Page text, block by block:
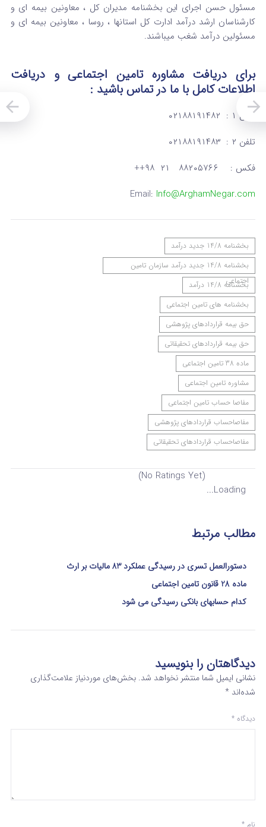
مسئول حسن اجرای این بخشنامه مدیران کل ، معاونین بیمه ای و
کارشناسان ارشد درآمد ادارت کل استانها ، روسا ، معاونین بیمه ای و
مسئولین درآمد شغب میباشند.
برای دریافت مشاوره تامین اجتماعی و دریافت
اطلاعات کاملبا ما در تماسباشید :
تلفن ۱ : ۰۲۱۸۸۱۹۱۴۸۲
تلفن ۲ : ۰۲۱۸۸۱۹۱۴۸۳
فکس : ۸۸۲۰۵۷۶۶ ۲۱ ۹۸++
Email: Info@ArghamNegar.com
بخشنامه 14/8 جدید درآمد
بخشنامه 14/8 جدید درآمد سازمان تامین
اجتماعی
بخشنامه 14/8 درآمد
بخشنامه های تامین اجتماعی
حق بیمه قراردادهای پژوهشی
حق بیمه قراردادهای تحقیقاتی
ماده 38 تامین اجتماعی
مشاوره تامین اجتماعی
مفاصا حساب تامین اجتماعی
مفاصاحساب قراردادهای پژوهشی
مفاصاحساب قراردادهای تحقیقاتی
(No Ratings Yet)
Loading...
مطالب مرتبط
دستورالعمل تسری در رسیدگی عملکرد 83 مالیات بر ارث
ماده 28 قانون تامین اجتماعی
کدام حسابهای بانکی رسیدگی می شود
دیدگاهتان را بنویسید
نشانی ایمیل شما منتشر نخواهد شد. بخش‌های موردنیاز علامت‌گذاری
شده‌اند *
دیدگاه *
نام *